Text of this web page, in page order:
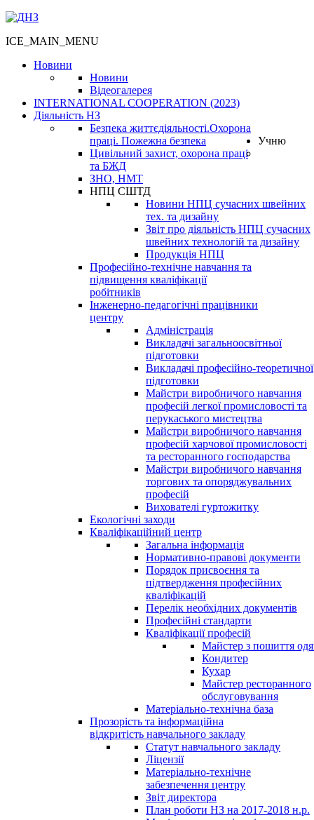
ICE_MAIN_MENU
Новини
Новини
Відеогалерея
INTERNATIONAL COOPERATION (2023)
Діяльність НЗ
Безпека життєдіяльності.Охорона
праці. Пожежна безпека
Цивільний захист, охорона праці
та БЖД
ЗНО, НМТ
НПЦ СШТД
Новини НПЦ сучасних швейних
тех. та дизайну
Звіт про діяльність НПЦ сучасних
швейних технологій та дизайну
Продукція НПЦ
Професійно-технічне навчання та
підвищення кваліфікації
робітників
Інженерно-педагогічні працівники
центру
Адміністрація
Викладачі загальноосвітньої
підготовки
Викладачі професійно-теоретичної
підготовки
Майстри виробничого навчання
професій легкої промисловості та
перукаського мистецтва
Майстри виробничого навчання
професій харчової промисловості
та ресторанного господарства
Майстри виробничого навчання
торгових та опоряджувальних
професій
Вихователі гуртожитку
Екологічні заходи
Кваліфікаційний центр
Загальна інформація
Нормативно-правові документи
Порядок присвоєння та
підтвердження професійних
кваліфікацій
Перелік необхідних документів
Професійні стандарти
Кваліфікації професій
Майстер з пошиття
Кондитер
Кухар
Майстер ресторанного
обслуговування
Матеріально-технічна база
Прозорість та інформаційна
відкритість навчального закладу
Статут навчального закладу
Ліцензії
Матеріально-технічне
забезпечення центру
Звіт директора
План роботи НЗ на 2017-2018 н.р.
Учню